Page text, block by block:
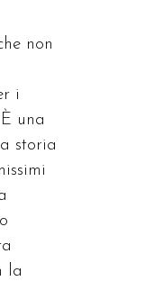
non
i
una
storia
la